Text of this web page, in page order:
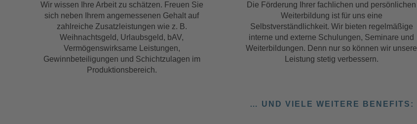
Wir wissen Ihre Arbeit zu schätzen. Freuen Sie
sich neben Ihrem angemessenen Gehalt auf
zahlreiche Zusatzleistungen wie z. B.
Weihnachtsgeld, Urlaubsgeld, bAV,
Vermögenswirksame Leistungen,
Gewinnbeteiligungen und Schichtzulagen im
Produktionsbereich.
Die Förderung Ihrer fachlichen und persönlichen
Weiterbildung ist für uns eine
Selbstverständlichkeit. Wir bieten regelmäßige
interne und externe Schulungen, Seminare und
Weiterbildungen. Denn nur so können wir unsere
Leistung stetig verbessern.
… UND VIELE WEITERE BENEFITS: